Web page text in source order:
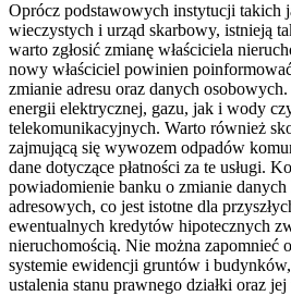
Oprócz podstawowych instytucji takich
wieczystych i urząd skarbowy, istnieją
warto zgłosić zmianę właściciela
nowy właściciel powinien
zmianie adresu oraz danych
energii elektrycznej, gazu, jak i wody
telekomunikacyjnych. Warto również
zajmującą się wywozem odpadów
dane dotyczące płatności za te usługi.
powiadomienie banku o zmianie
adresowych, co jest istotne dla
ewentualnych kredytów hipotecznych
nieruchomością. Nie można zapomnieć
systemie ewidencji gruntów i
ustalenia stanu prawnego działki oraz